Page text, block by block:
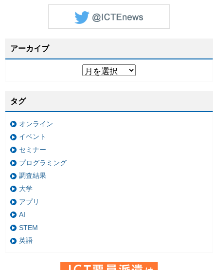
アーカイブ
タグ
オンライン
イベント
セミナー
プログラミング
調査結果
大学
アプリ
AI
STEM
英語